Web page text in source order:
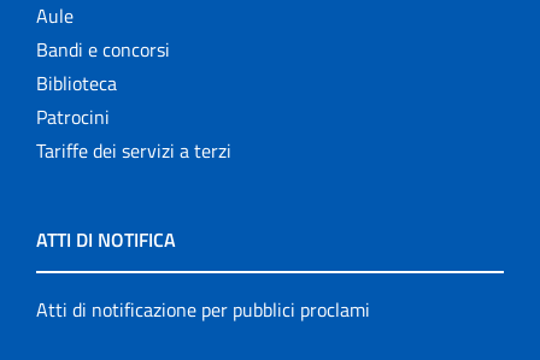
Aule
Bandi e concorsi
Biblioteca
Patrocini
Tariffe dei servizi a terzi
ATTI DI NOTIFICA
Atti di notificazione per pubblici proclami